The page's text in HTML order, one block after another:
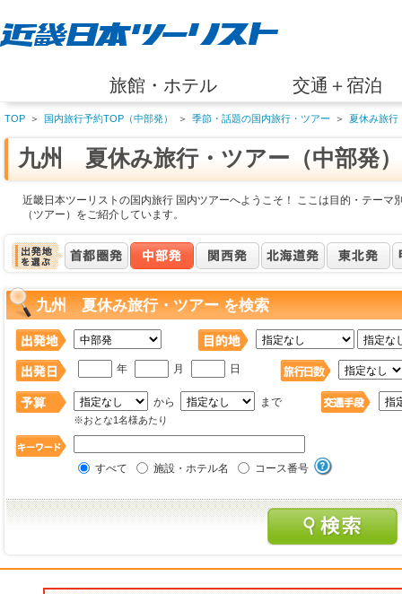
旅館・ホテル 交通＋宿泊
TOP ＞ 国内旅行予約TOP（中部発） ＞ 季節・話題の国内旅行・ツアー ＞ 夏休み旅行
九州 夏休み旅行・ツアー（中部発）
近畿日本ツーリストの国内旅行 国内ツアーへようこそ！ ここは目的・テー
（ツアー）をご紹介しています。
九州 夏休み旅行・ツアー を検索
年 月 日
から まで
※おとな1名様あたり
すべて 施設・ホテル名 コース番号